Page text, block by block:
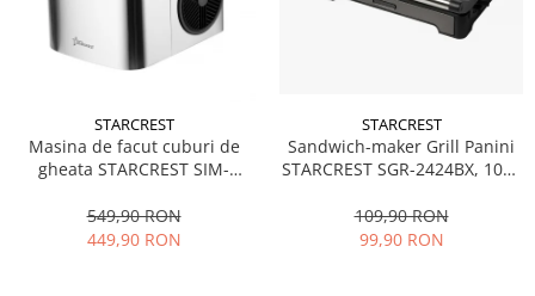
STARCREST
Masina de facut cuburi de
gheata STARCREST SIM-
Doua dimensiuni pentru
cuburi, Rezervor apa 1.3 l,
549,90 RON
449,90 RON
STARCREST
Sandwich-maker Grill Panini
STARCREST SGR-2424BX, 1000
Ceramic, Deschidere 180°,
Suprafata de gatire 23 x 14
109,90 RON
99,90 RON